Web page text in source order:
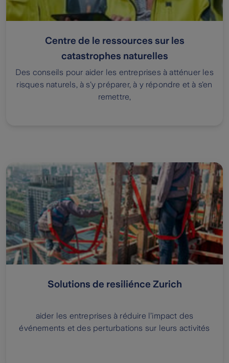
Centre de le ressources sur les
catastrophes naturelles
Des conseils pour aider les entreprises à atténuer les
risques naturels, à s'y préparer, à y répondre et à s'en
remettre,
Solutions de resiliénce Zurich
aider les entreprises à réduire l’impact des
événements et des perturbations sur leurs activités